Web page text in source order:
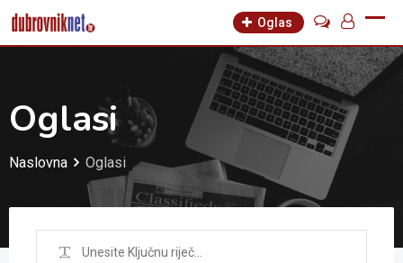
Oglas
Oglasi
Naslovna Oglasi